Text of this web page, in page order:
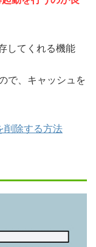
してくれる機能
で、キャッシュを
削除する方法